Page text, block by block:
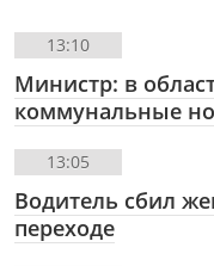
13:10
Министр: в
коммунальные
13:05
Водитель сбил
переходе